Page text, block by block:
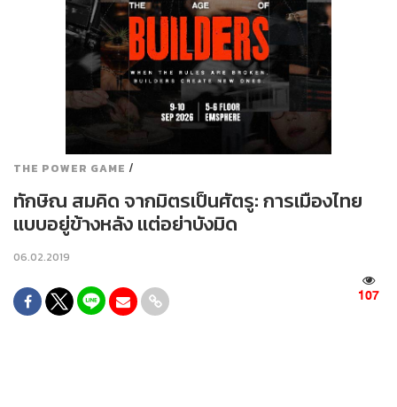
THE POWER GAME /
ทักษิณ สมคิด จากมิตรเป็นศัตรู: การเมืองไทย
แบบอยู่ข้างหลัง แต่อย่าบังมิด
06.02.2019
107